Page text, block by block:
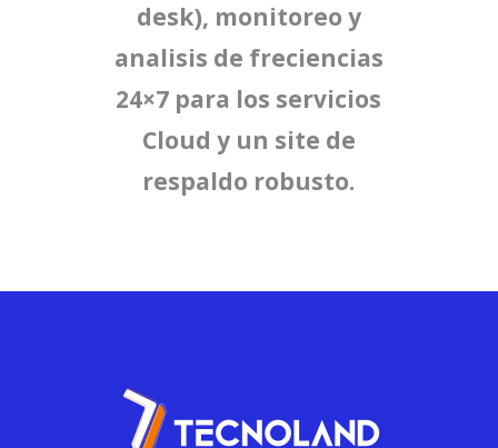
desk), monitoreo y
analisis de freciencias
24×7 para los servicios
Cloud y un site de
respaldo robusto.